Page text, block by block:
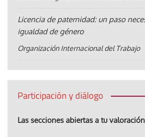
Licencia de paternidad: un paso
igualdad de género
Organización Internacional del Trabajo
Participación y diálogo
Las secciones abiertas a tu